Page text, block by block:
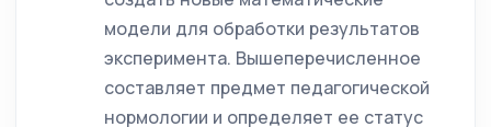
модели для обработки результатов
эксперимента. Вышеперечисленное
составляет предмет педагогической
нормологии и определяет ее статус